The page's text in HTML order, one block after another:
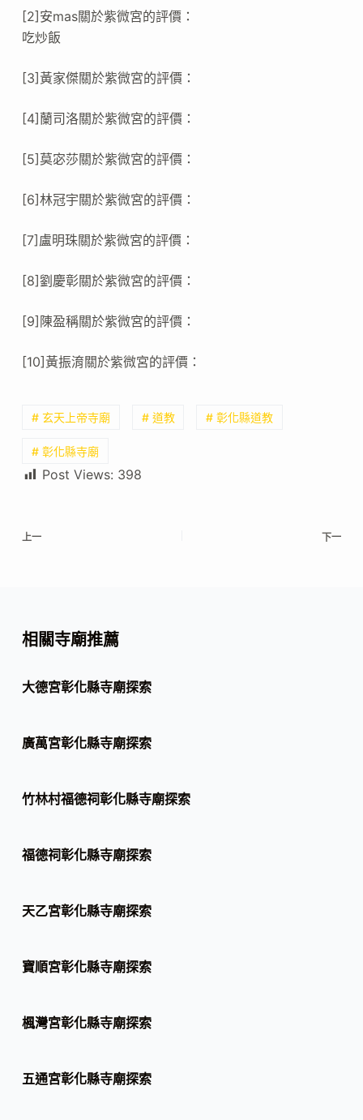
[2]安mas關於紫微宮的評價：
吃炒飯
[3]黃家傑關於紫微宮的評價：
[4]蘭司洛關於紫微宮的評價：
[5]莫宓莎關於紫微宮的評價：
[6]林冠宇關於紫微宮的評價：
[7]盧明珠關於紫微宮的評價：
[8]劉慶彰關於紫微宮的評價：
[9]陳盈稱關於紫微宮的評價：
[10]黃振淯關於紫微宮的評價：
# 玄天上帝寺廟 # 道教 # 彰化縣道教
# 彰化縣寺廟
Post Views: 398
上一 下一
相關寺廟推薦
大德宮彰化縣寺廟探索
廣萬宮彰化縣寺廟探索
竹林村福德祠彰化縣寺廟探索
福德祠彰化縣寺廟探索
天乙宮彰化縣寺廟探索
寶順宮彰化縣寺廟探索
楓灣宮彰化縣寺廟探索
五通宮彰化縣寺廟探索